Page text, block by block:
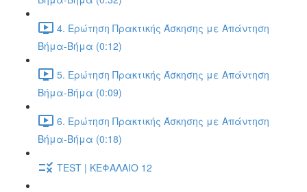
4. Ερώτηση Πρακτικής Άσκησης με Απάντηση
Βήμα-Βήμα (0:12)
5. Ερώτηση Πρακτικής Άσκησης με Απάντηση
Βήμα-Βήμα (0:09)
6. Ερώτηση Πρακτικής Άσκησης με Απάντηση
Βήμα-Βήμα (0:18)
TEST | ΚΕΦΑΛΑΙΟ 12